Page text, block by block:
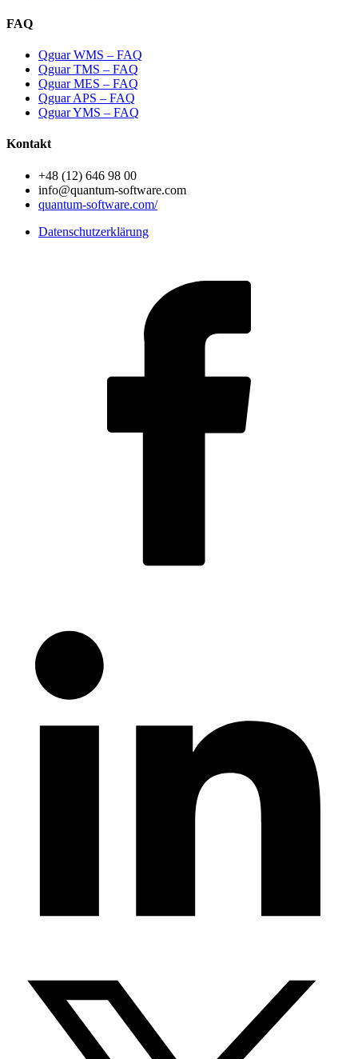
FAQ
Qguar WMS – FAQ
Qguar TMS – FAQ
Qguar MES – FAQ
Qguar APS – FAQ
Qguar YMS – FAQ
Kontakt
+48 (12) 646 98 00
info@quantum-software.com
quantum-software.com/
Datenschutzerklärung